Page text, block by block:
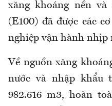
xăng khoáng nền
(E100) đã được các
nghiệp vận hành nhịp
Về nguồn xăng
nước và nhập khẩu
982.616 m3, hoàn